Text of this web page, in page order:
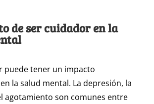
de ser cuidador en la
puede tener un impacto
la salud mental. La depresión, la
agotamiento son comunes entre